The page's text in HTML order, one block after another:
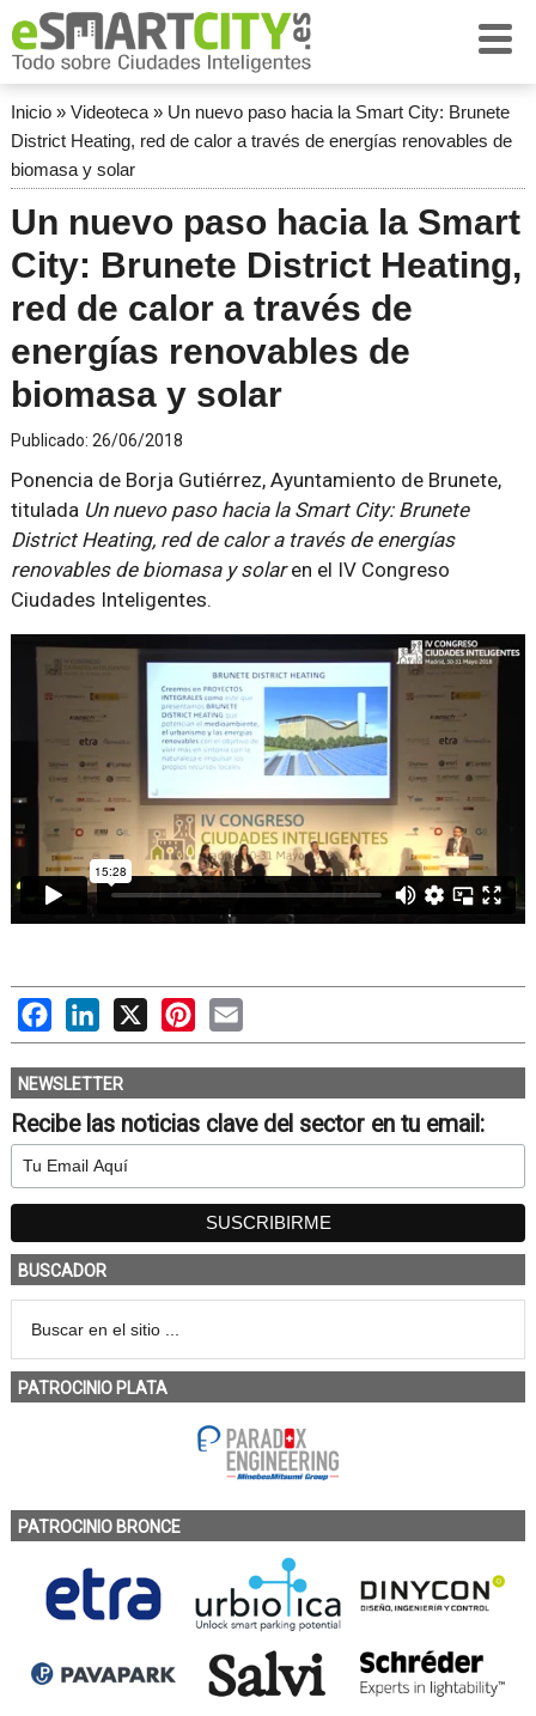
Inicio» Videoteca» Un nuevo paso hacia la Smart City: Brunete
District Heating, red de calor a través de energías renovables de
biomasa y solar
Un nuevo paso hacia la Smart
City: Brunete District Heating,
red de calor a través de
energías renovables de
biomasa y solar
Publicado: 26/06/2018
Ponencia de Borja Gutiérrez, Ayuntamiento de Brunete,
titulada Un nuevo paso hacia la Smart City: Brunete
District Heating, red de calor a través de energías
renovables de biomasa y solaren el IV Congreso
Ciudades Inteligentes.
FacebookLinkedIn
X PinterestEmail
NEWSLETTER
Recibe las noticias clave del sector en tu email:
BUSCADOR
PATROCINIO PLATA
PATROCINIO BRONCE